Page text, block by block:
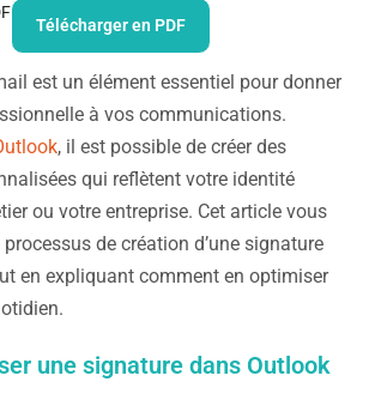
Télécharger en PDF
est un élément essentiel pour donner
à vos communications.
, il est possible de créer des
qui reflètent votre identité
ou votre entreprise. Cet article vous
de création d’une signature
en expliquant comment en optimiser
une signature dans Outlook